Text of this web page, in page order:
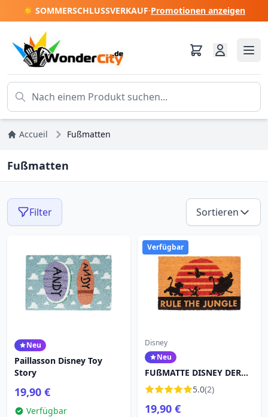
☀️ SOMMERSCHLUSSVERKAUF·Promotionen anzeigen
Accueil Fußmatten
Fußmatten
Filter Sortieren
Neu
Paillasson Disney Toy
Story
19,90 €
Verfügbar
Verfügbar
Disney
Neu
FUßMATTE DISNEY DER
KÖNIG DER LÖWEN RULE
THE JUNGLE
5.0(2)
19,90 €